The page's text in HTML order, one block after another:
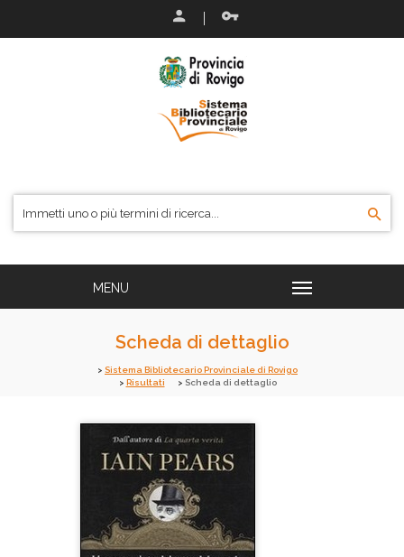
Scheda di dettaglio
Sistema Bibliotecario Provinciale di Rovigo
Risultati
Scheda di dettaglio